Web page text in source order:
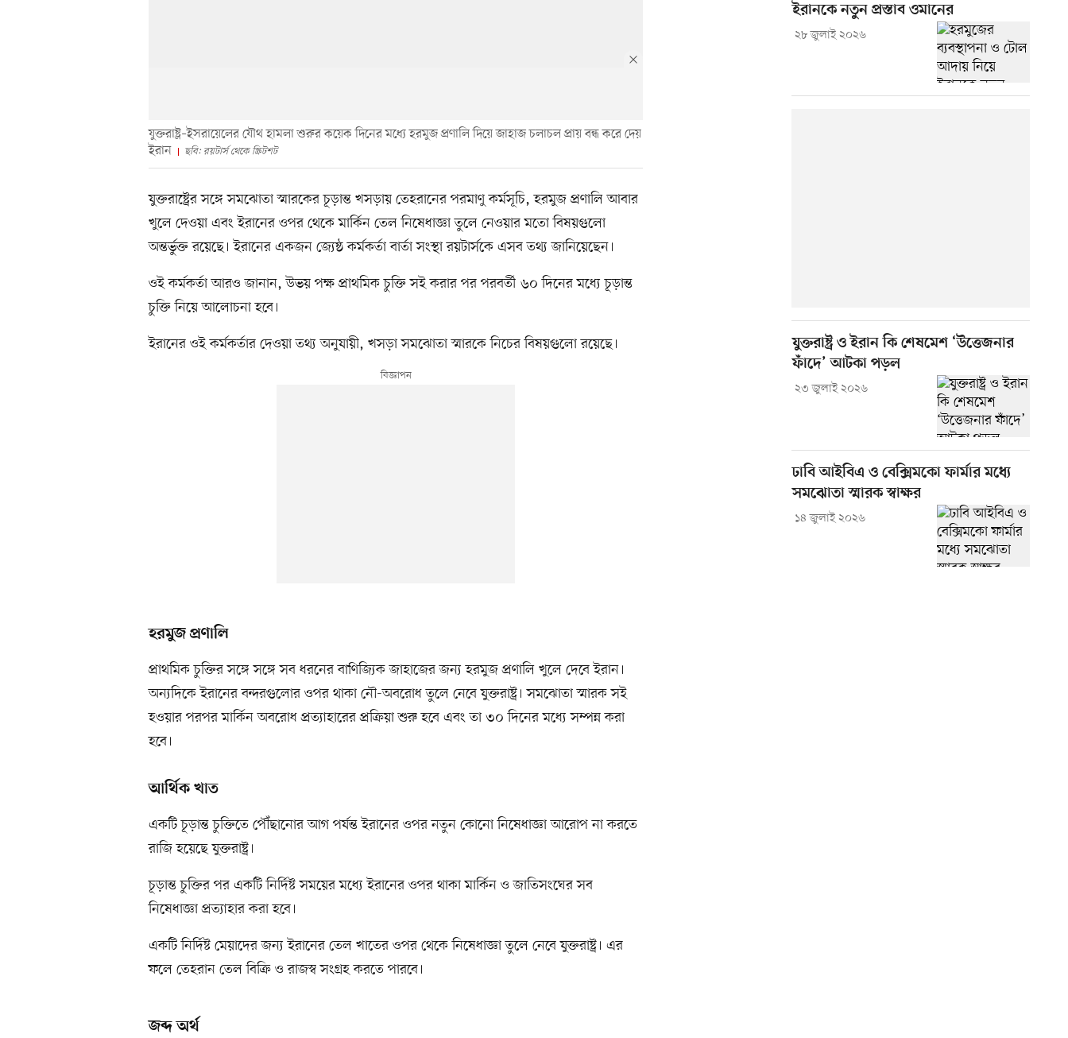
যুক্তরাষ্ট্র–ইসরায়েলের যৌথ হামলা শুরুর কয়েক দিনের মধ্যে হরমুজ প্রণালি দিয়ে জাহাজ চলাচল প্রায় বন্ধ করে দেয়
ইরান
ছবি: রয়টার্স থেকে স্ক্রিটশট
যুক্তরাষ্ট্রের সঙ্গে সমঝোতা স্মারকের চূড়ান্ত খসড়ায় তেহরানের পরমাণু কর্মসূচি, হরমুজ প্রণালি আবার
খুলে দেওয়া এবং ইরানের ওপর থেকে মার্কিন তেল নিষেধাজ্ঞা তুলে নেওয়ার মতো বিষয়গুলো
অন্তর্ভুক্ত রয়েছে। ইরানের একজন জ্যেষ্ঠ কর্মকর্তা বার্তা সংস্থা রয়টার্সকে এসব তথ্য জানিয়েছেন।
ওই কর্মকর্তা আরও জানান, উভয় পক্ষ প্রাথমিক চুক্তি সই করার পর পরবর্তী ৬০ দিনের মধ্যে চূড়ান্ত
চুক্তি নিয়ে আলোচনা হবে।
ইরানের ওই কর্মকর্তার দেওয়া তথ্য অনুযায়ী, খসড়া সমঝোতা স্মারকে নিচের বিষয়গুলো রয়েছে।
হরমুজ প্রণালি
প্রাথমিক চুক্তির সঙ্গে সঙ্গে সব ধরনের বাণিজ্যিক জাহাজের জন্য হরমুজ প্রণালি খুলে দেবে ইরান।
অন্যদিকে ইরানের বন্দরগুলোর ওপর থাকা নৌ-অবরোধ তুলে নেবে যুক্তরাষ্ট্র। সমঝোতা স্মারক সই
হওয়ার পরপর মার্কিন অবরোধ প্রত্যাহারের প্রক্রিয়া শুরু হবে এবং তা ৩০ দিনের মধ্যে সম্পন্ন করা
হবে।
আর্থিক খাত
একটি চূড়ান্ত চুক্তিতে পৌঁছানোর আগ পর্যন্ত ইরানের ওপর নতুন কোনো নিষেধাজ্ঞা আরোপ না করতে
রাজি হয়েছে যুক্তরাষ্ট্র।
চূড়ান্ত চুক্তির পর একটি নির্দিষ্ট সময়ের মধ্যে ইরানের ওপর থাকা মার্কিন ও জাতিসংঘের সব
নিষেধাজ্ঞা প্রত্যাহার করা হবে।
একটি নির্দিষ্ট মেয়াদের জন্য ইরানের তেল খাতের ওপর থেকে নিষেধাজ্ঞা তুলে নেবে যুক্তরাষ্ট্র। এর
ফলে তেহরান তেল বিক্রি ও রাজস্ব সংগ্রহ করতে পারবে।
জব্দ অর্থ
ইরানকে নতুন প্রস্তাব ওমানের
২৮ জুলাই ২০২৬
যুক্তরাষ্ট্র ও ইরান কি শেষমেশ ‘উত্তেজনার
ফাঁদে’ আটকা পড়ল
২৩ জুলাই ২০২৬
ঢাবি আইবিএ ও বেক্সিমকো ফার্মার মধ্যে
সমঝোতা স্মারক স্বাক্ষর
১৪ জুলাই ২০২৬